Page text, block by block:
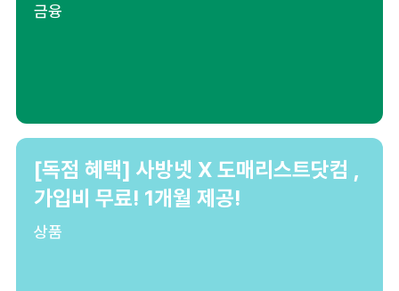
금융
[독점 혜택] 사방넷 X 도매리스트닷컴 ,
가입비 무료! 1개월 제공!
상품